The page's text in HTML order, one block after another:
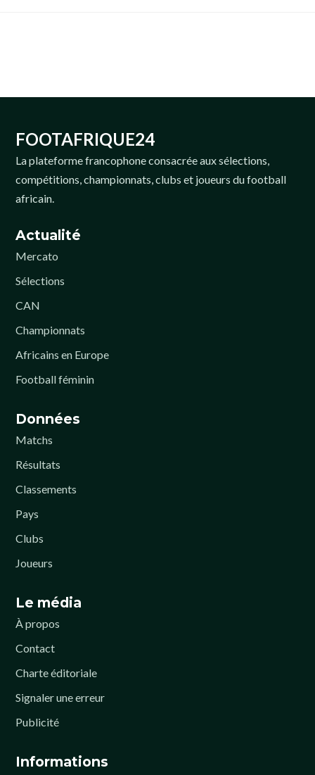
FOOTAFRIQUE24
La plateforme francophone consacrée aux sélections,
compétitions, championnats, clubs et joueurs du football
africain.
Actualité
Mercato
Sélections
CAN
Championnats
Africains en Europe
Football féminin
Données
Matchs
Résultats
Classements
Pays
Clubs
Joueurs
Le média
À propos
Contact
Charte éditoriale
Signaler une erreur
Publicité
Informations